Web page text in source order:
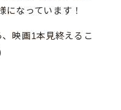
になっています！
映画1本見終えるこ